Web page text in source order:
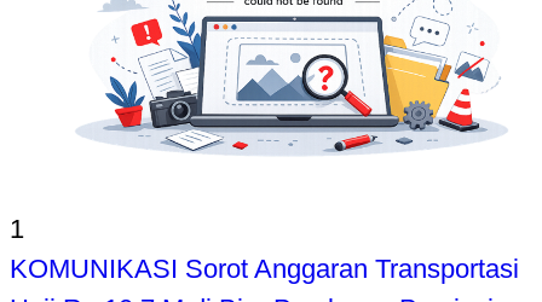
1
KOMUNIKASI Sorot Anggaran Transportasi